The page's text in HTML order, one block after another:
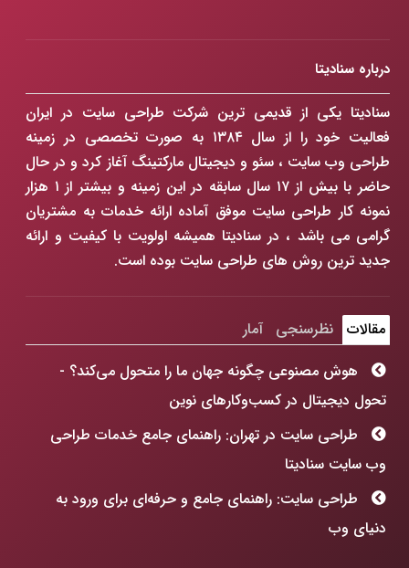
درباره سنادیتا
سنادیتا یکی از قدیمی ترین شرکت طراحی سایت در ایران
فعالیت خود را از سال ۱۳۸۴ به صورت تخصصی در زمینه
طراحی وب سایت ، سئو و دیجیتال مارکتینگ آغاز کرد و در حال
حاضر با بیش از ۱۷ سال سابقه در این زمینه و بیشتر از ۱ هزار
نمونه کار طراحی سایت موفق آماده ارائه خدمات به مشتریان
گرامی می باشد ، در سنادیتا همیشه اولویت با کیفیت و ارائه
جدید ترین روش های طراحی سایت بوده است.
مقالات نظرسنجی
آمار
هوش مصنوعی چگونه جهان ما را متحول می‌کند؟ -
تحول دیجیتال در کسب‌وکارهای نوین
طراحی سایت در تهران: راهنمای جامع خدمات طراحی
وب سایت سنادیتا
طراحی سایت: راهنمای جامع و حرفه‌ای برای ورود به
دنیای وب